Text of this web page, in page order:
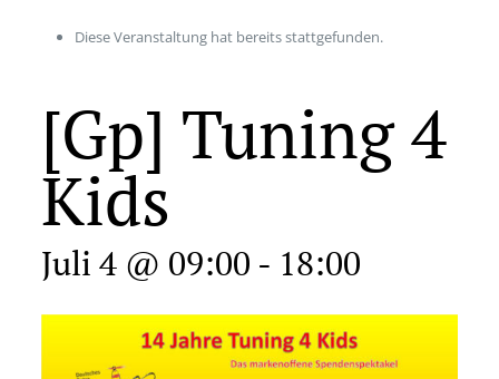
Diese Veranstaltung hat bereits stattgefunden.
[Gp] Tuning 4
Kids
Juli 4 @ 09:00 - 18:00